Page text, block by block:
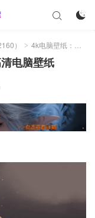


） > 4k电脑壁纸：鬼灭之刃祢豆子4k高清电脑壁纸
电脑壁纸